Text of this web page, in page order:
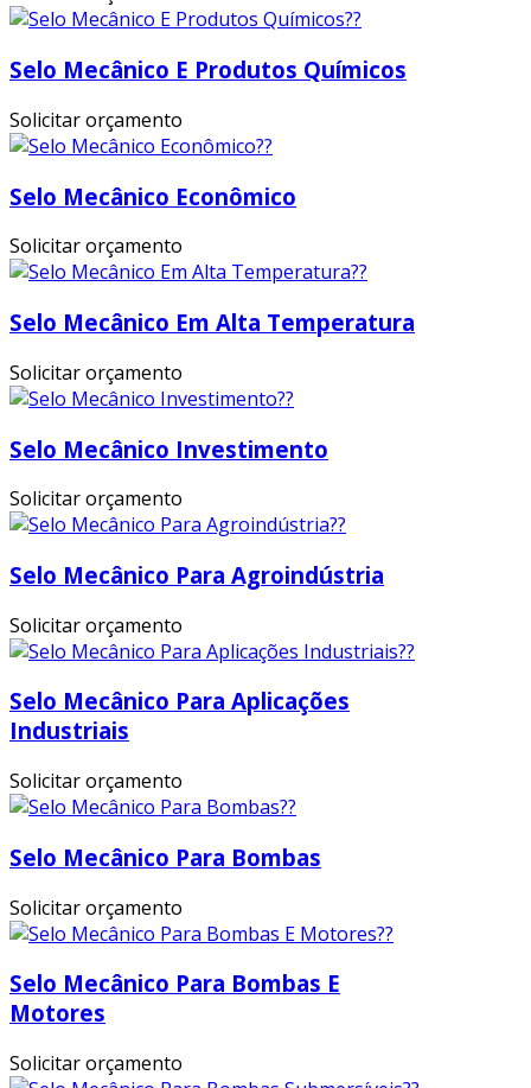
Selo Mecânico E Produtos Químicos
Solicitar orçamento
Selo Mecânico Econômico
Solicitar orçamento
Selo Mecânico Em Alta Temperatura
Solicitar orçamento
Selo Mecânico Investimento
Solicitar orçamento
Selo Mecânico Para Agroindústria
Solicitar orçamento
Selo Mecânico Para Aplicações
Industriais
Solicitar orçamento
Selo Mecânico Para Bombas
Solicitar orçamento
Selo Mecânico Para Bombas E
Motores
Solicitar orçamento